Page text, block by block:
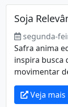
Soja
segunda-
Safra anima
inspira busca
movimentar
Veja mais